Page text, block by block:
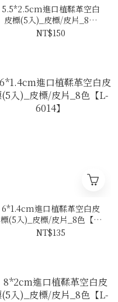
5.5*2.5cm進口植鞣革空白
皮標(5入)_皮標/皮片_8色
【L-5525】
NT$150
6*1.4cm進口植鞣革空白皮
標(5入)_皮標/皮片_8色【L-
6014】
NT$135